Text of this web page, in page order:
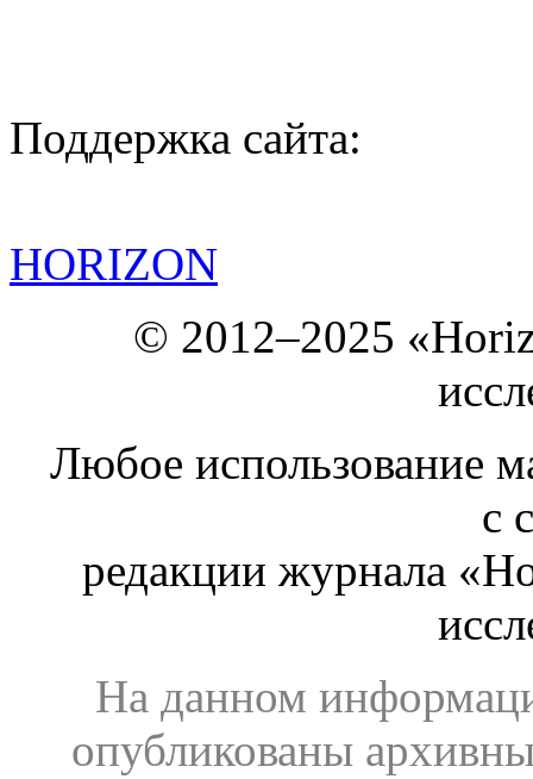
Поддержка сайта:
HORIZON
© 2012–2025
Любое использование
с
редакции журнала
На данном
опубликованы